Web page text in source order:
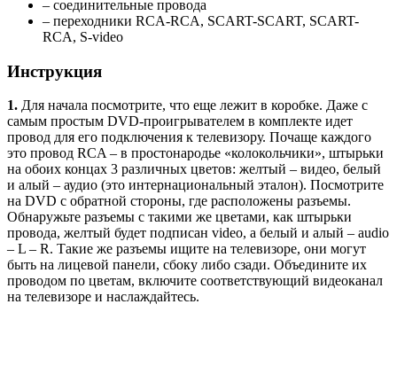
– соединительные провода
– переходники RCA-RCA, SCART-SCART, SCART-
RCA, S-video
Инструкция
1. Для начала посмотрите, что еще лежит в коробке. Даже с
самым простым DVD-проигрывателем в комплекте идет
провод для его подключения к телевизору. Почаще каждого
это провод RCA – в простонародье «колокольчики», штырьки
на обоих концах 3 различных цветов: желтый – видео, белый
и алый – аудио (это интернациональный эталон). Посмотрите
на DVD с обратной стороны, где расположены разъемы.
Обнаружьте разъемы с такими же цветами, как штырьки
провода, желтый будет подписан video, а белый и алый – audio
– L – R. Такие же разъемы ищите на телевизоре, они могут
быть на лицевой панели, сбоку либо сзади. Объедините их
проводом по цветам, включите соответствующий видеоканал
на телевизоре и наслаждайтесь.